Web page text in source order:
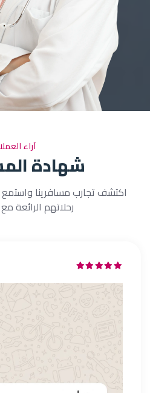
آراء
شهادة
اكتشف تجارب مسافرينا
رحلاتهم الرائعة